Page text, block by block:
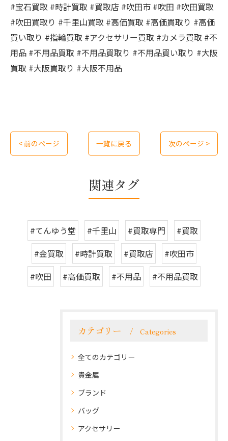
#宝石買取 #時計買取 #買取店 #吹田市 #吹田 #吹田買取
#吹田買取り #千里山買取 #高価買取 #高価買取り #高価
買い取り #指輪買取 #アクセサリー買取 #カメラ買取 #不
用品 #不用品買取 #不用品買取り #不用品買い取り #大阪
買取 #大阪買取り #大阪不用品
< 前のページ 一覧に戻る 次のページ >
関連タグ
#てんゆう堂 #千里山 #買取専門
#買取
#金買取
#時計買取 #買取店
#吹田市
#吹田
#高価買取 #不用品 #不用品買取
カテゴリー Categories
全てのカテゴリー
貴金属
ブランド
バッグ
アクセサリー